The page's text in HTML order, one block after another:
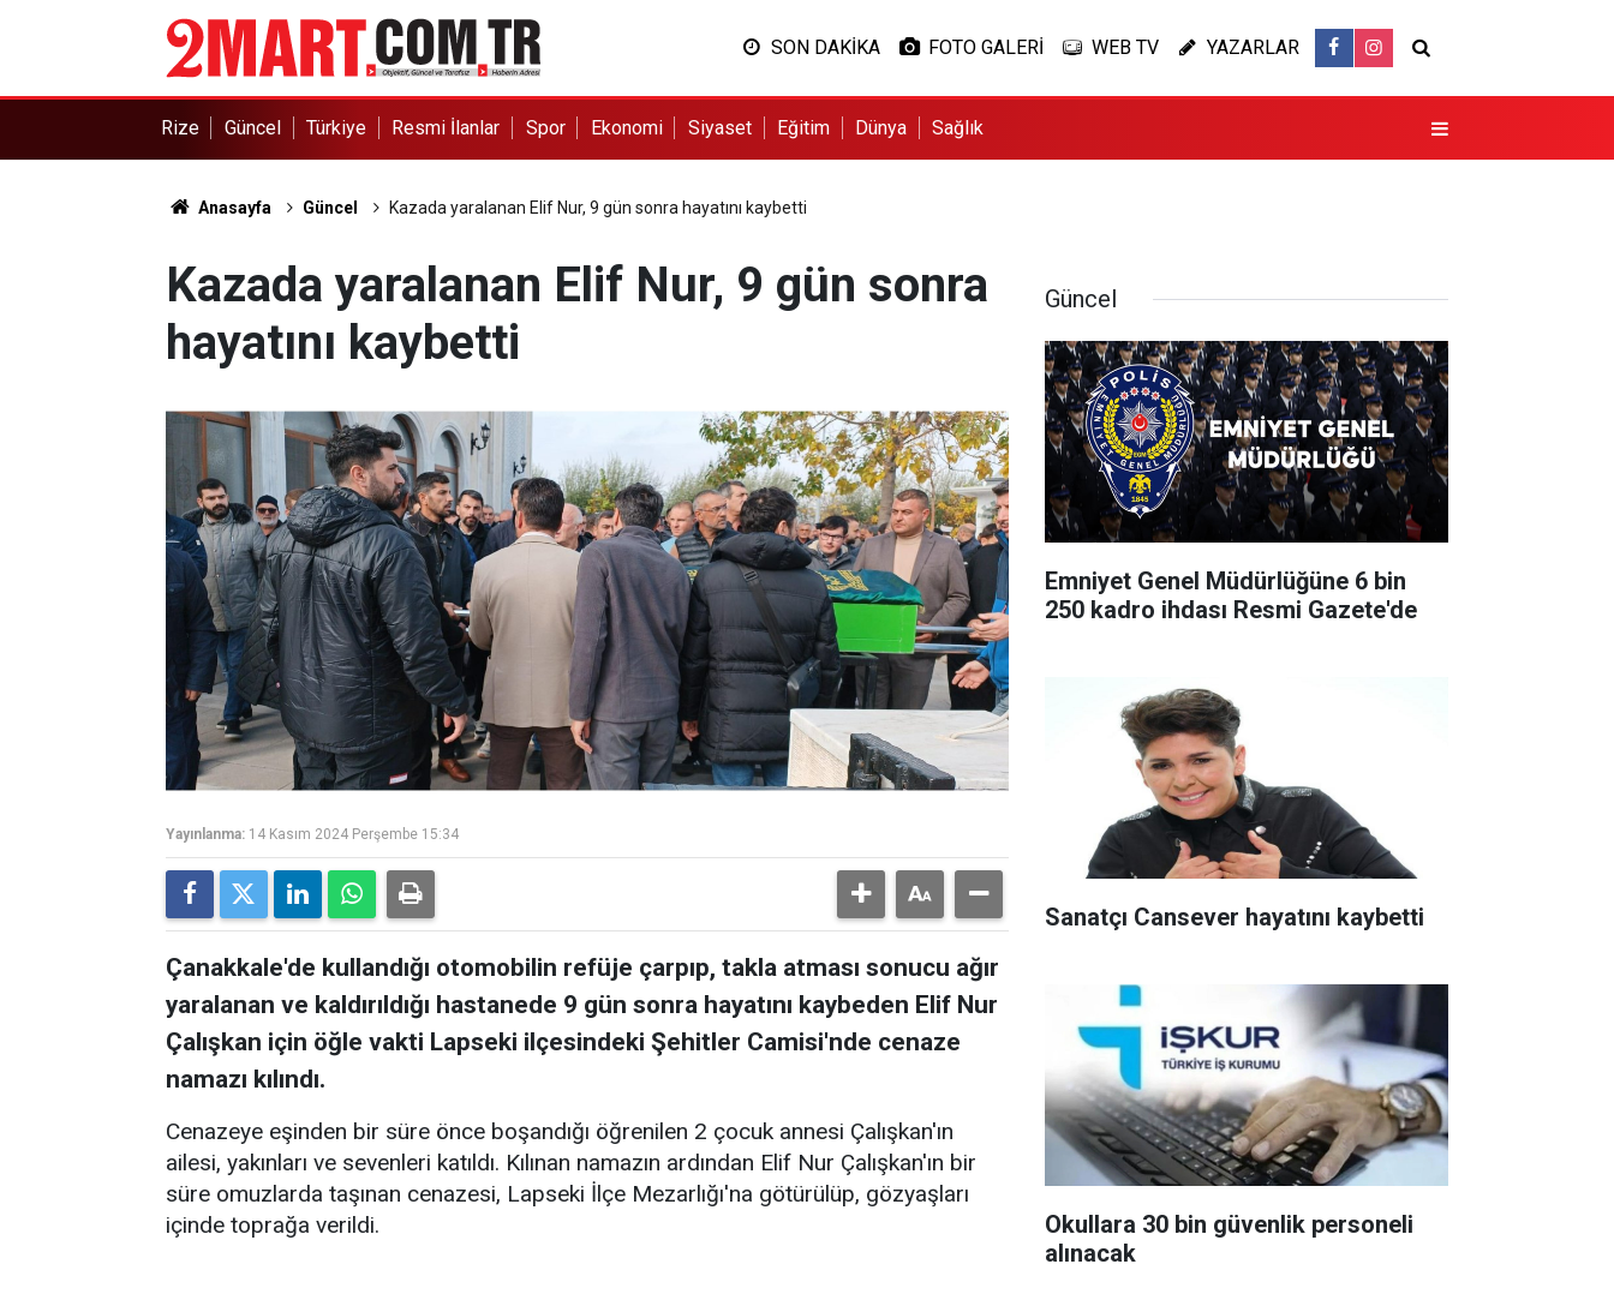
SON DAKİKA FOTO GALERİ WEB TV YAZARLAR
Rize Güncel Türkiye Resmi İlanlar Spor Ekonomi Siyaset Eğitim Dünya Sağlık
Anasayfa Güncel Kazada yaralanan Elif Nur, 9 gün sonra hayatını kaybetti
Kazada yaralanan Elif Nur, 9 gün sonra
hayatını kaybetti
Yayınlanma: 14 Kasım 2024 Perşembe 15:34
Çanakkale'de kullandığı otomobilin refüje çarpıp, takla atması sonucu ağır
yaralanan ve kaldırıldığı hastanede 9 gün sonra hayatını kaybeden Elif Nur
Çalışkan için öğle vakti Lapseki ilçesindeki Şehitler Camisi'nde cenaze
namazı kılındı.
Cenazeye eşinden bir süre önce boşandığı öğrenilen 2 çocuk annesi Çalışkan'ın
ailesi, yakınları ve sevenleri katıldı. Kılınan namazın ardından Elif Nur Çalışkan'ın bir
süre omuzlarda taşınan cenazesi, Lapseki İlçe Mezarlığı'na götürülüp, gözyaşları
içinde toprağa verildi.
Güncel
Emniyet Genel Müdürlüğüne 6 bin
250 kadro ihdası Resmi Gazete'de
Sanatçı Cansever hayatını kaybetti
Okullara 30 bin güvenlik personeli
alınacak